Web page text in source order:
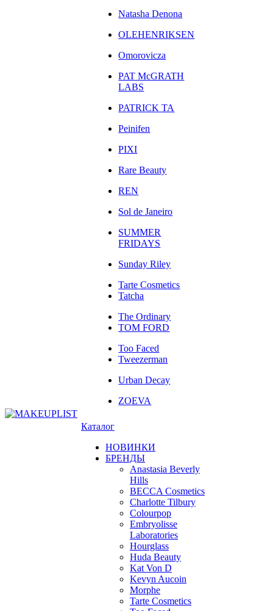
Natasha Denona
OLEHENRIKSEN
Omorovicza
PAT McGRATH
LABS
PATRICK TA
Peinifen
PIXI
Rare Beauty
REN
Sol de Janeiro
SUMMER
FRIDAYS
Sunday Riley
Tarte Cosmetics
Tatcha
The Ordinary
TOM FORD
Too Faced
Tweezerman
Urban Decay
ZOEVA
Каталог
НОВИНКИ
БРЕНДЫ
Anastasia Beverly
Hills
BECCA Cosmetics
Charlotte Tilbury
Colourpop
Embryolisse
Laboratories
Hourglass
Huda Beauty
Kat Von D
Kevyn Aucoin
Morphe
Tarte Cosmetics